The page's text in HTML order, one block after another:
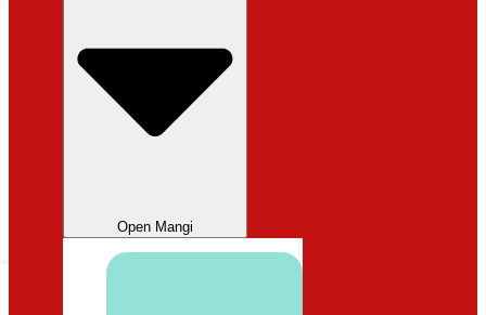
Open Mangi